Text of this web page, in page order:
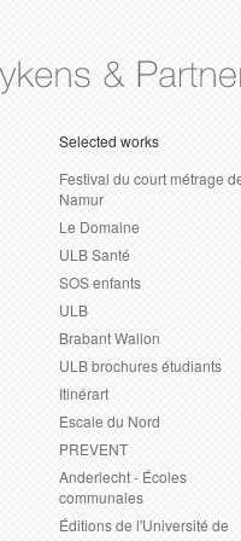
Selected works
Festival du court métrage
Namur
Le Domaine
ULB Santé
SOS enfants
ULB
Brabant Wallon
ULB brochures étudiants
Itinérart
Escale du Nord
PREVENT
Anderlecht - Écoles
communales
Éditions de l'Université de